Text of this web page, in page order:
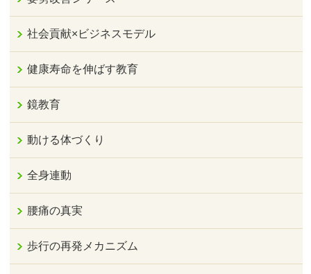
社会貢献×ビジネスモデル
健康寿命を伸ばす教育
鏡教育
動ける体づくり
全身連動
腰痛の真実
歩行の再発メカニズム